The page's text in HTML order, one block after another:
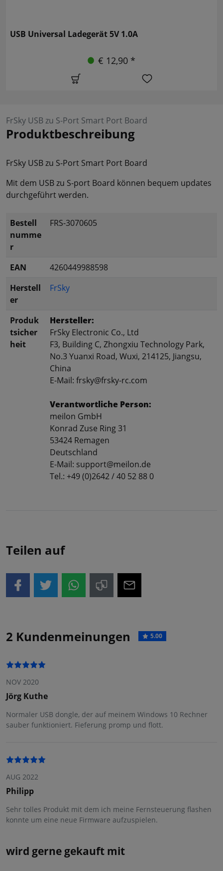
USB Universal Ladegerät 5V 1.0A
€ 12,90 *
FrSky USB zu S-Port Smart Port Board
Produktbeschreibung
FrSky USB zu S-Port Smart Port Board
Mit dem USB zu S-port Board können bequem updates
durchgeführt werden.
Bestell
numme
r
FRS-3070605
EAN
4260449988598
Herstell
er
FrSky
Produk
tsicher
heit
Hersteller:
FrSky Electronic Co., Ltd
F3, Building C, Zhongxiu Technology Park,
No.3 Yuanxi Road, Wuxi, 214125, Jiangsu,
China
E-Mail: frsky@frsky-rc.com
Verantwortliche Person:
meilon GmbH
Konrad Zuse Ring 31
53424 Remagen
Deutschland
E-Mail: support@meilon.de
Tel.: +49 (0)2642 / 40 52 88 0
Teilen auf
2 Kundenmeinungen 5.00
NOV 2020
Jörg Kuthe
Normaler USB dongle, der auf meinem Windows 10 Rechner
sauber funktioniert. Fieferung promp und flott.
AUG 2022
Philipp
Sehr tolles Produkt mit dem ich meine Fernsteuerung flashen
konnte um eine neue Firmware aufzuspielen.
wird gerne gekauft mit